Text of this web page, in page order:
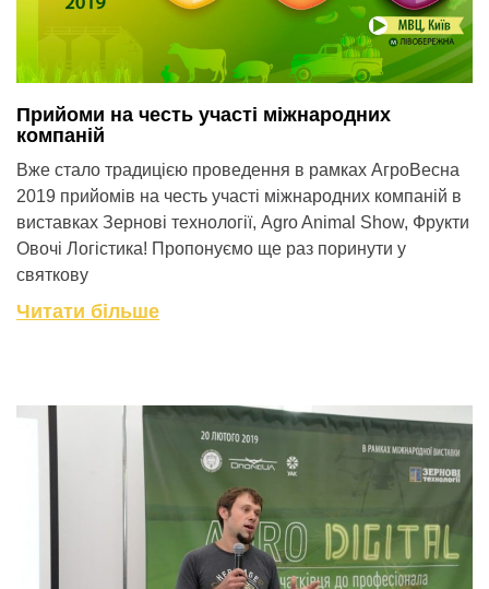
Прийоми на честь участі міжнародних
компаній
Вже стало традицією проведення в рамках АгроВесна
2019 прийомів на честь участі міжнародних компаній в
виставках Зернові технології, Agro Animal Show, Фрукти
Овочі Логістика! Пропонуємо ще раз поринути у
святкову
Читати більше